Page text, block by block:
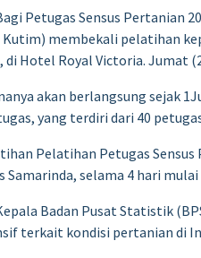
Petugas Sensus
membekali pelatihan
di Hotel Royal Victoria. Jumat
akan berlangsung sejak
yang terdiri dari 40
Pelatihan Petugas
selama 4 hari mulai
Badan Pusat Statistik
terkait kondisi pertanian di